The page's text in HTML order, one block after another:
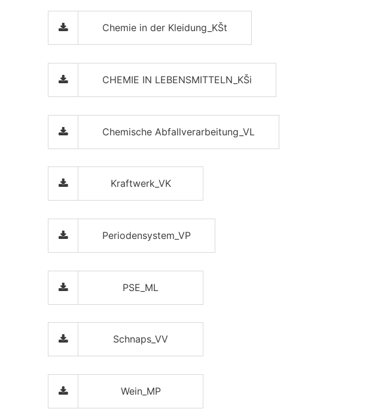
Chemie in der Kleidung_KŠt
CHEMIE IN LEBENSMITTELN_KŠi
Chemische Abfallverarbeitung_VL
Kraftwerk_VK
Periodensystem_VP
PSE_ML
Schnaps_VV
Wein_MP